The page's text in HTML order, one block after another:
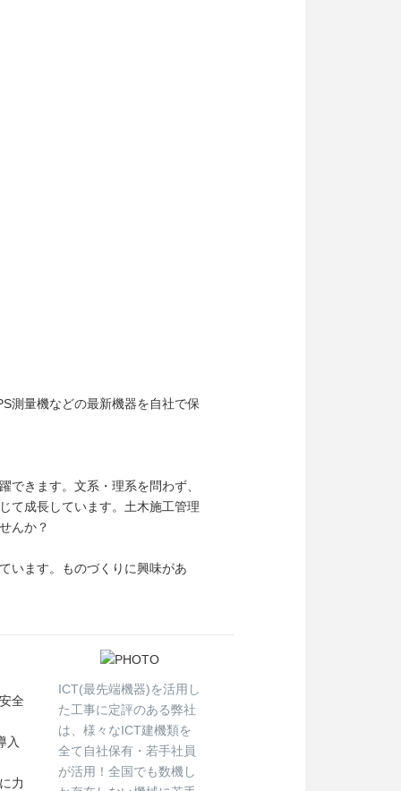
測量機などの最新機器を自社で保
できます。文系・理系を問わず、
て成長しています。土木施工管理
んか？
います。ものづくりに興味があ
全
入
力
ICT(最先端機器)を活用し
た工事に定評のある弊社
は、様々なICT建機類を
全て自社保有・若手社員
が活用！全国でも数機し